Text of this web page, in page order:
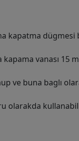
kapatma dügmesi
vanası 15
ve buna baglı
olarakda